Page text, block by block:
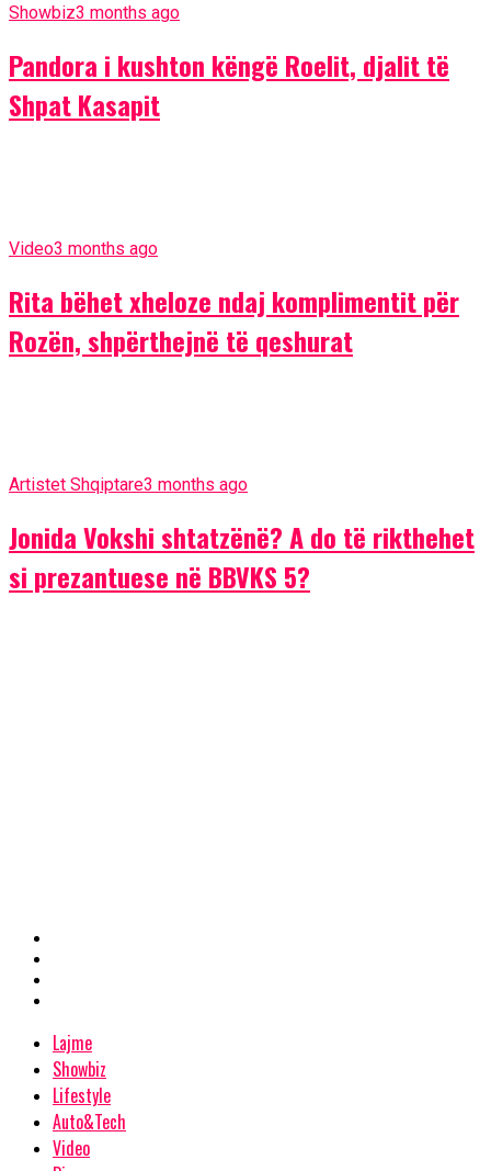
Showbiz3 months ago
Pandora i kushton këngë Roelit, djalit të
Shpat Kasapit
Video3 months ago
Rita bëhet xheloze ndaj komplimentit për
Rozën, shpërthejnë të qeshurat
Artistet Shqiptare3 months ago
Jonida Vokshi shtatzënë? A do të rikthehet
si prezantuese në BBVKS 5?
Lajme
Showbiz
Lifestyle
Auto&Tech
Video